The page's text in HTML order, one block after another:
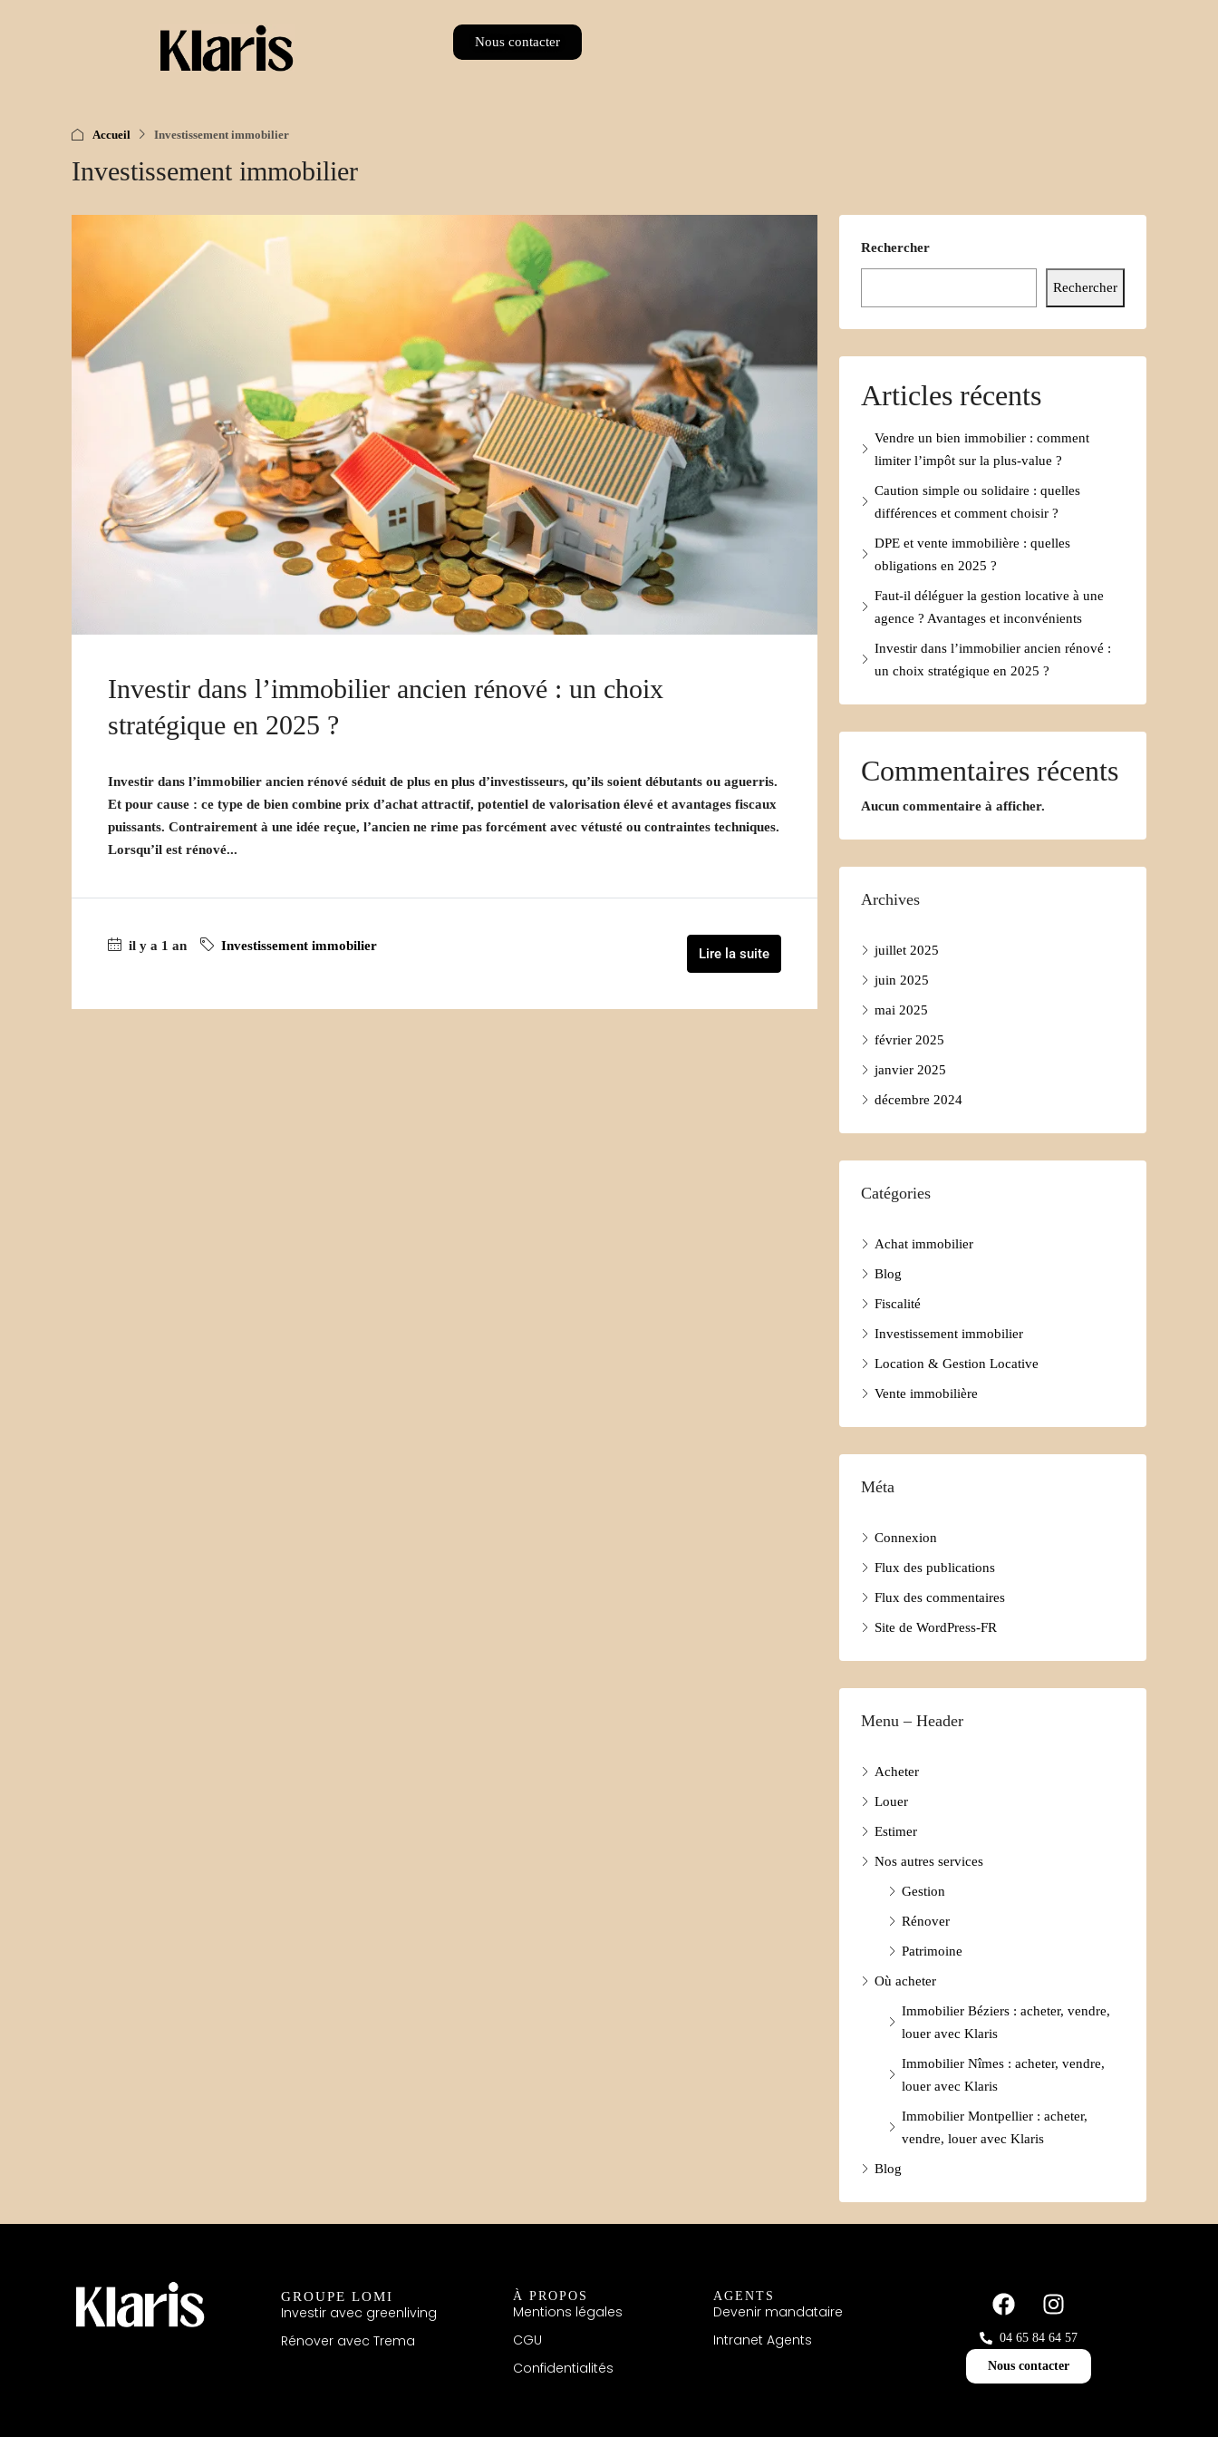
Nous contacter
Accueil Investissement immobilier
Investissement immobilier
Investir dans l’immobilier ancien rénové : un choix
stratégique en 2025 ?
Investir dans l’immobilier ancien rénové séduit de plus en plus d’investisseurs, qu’ils soient débutants ou aguerris.
Et pour cause : ce type de bien combine prix d’achat attractif, potentiel de valorisation élevé et avantages fiscaux
puissants. Contrairement à une idée reçue, l’ancien ne rime pas forcément avec vétusté ou contraintes techniques.
Lorsqu’il est rénové...
il y a 1 an Investissement immobilier Lire la suite
Rechercher
Rechercher
Articles récents
Vendre un bien immobilier : comment
limiter l’impôt sur la plus-value ?
Caution simple ou solidaire : quelles
différences et comment choisir ?
DPE et vente immobilière : quelles
obligations en 2025 ?
Faut-il déléguer la gestion locative à une
agence ? Avantages et inconvénients
Investir dans l’immobilier ancien rénové :
un choix stratégique en 2025 ?
Commentaires récents
Aucun commentaire à afficher.
Archives
juillet 2025
juin 2025
mai 2025
février 2025
janvier 2025
décembre 2024
Catégories
Achat immobilier
Blog
Fiscalité
Investissement immobilier
Location & Gestion Locative
Vente immobilière
Méta
Connexion
Flux des publications
Flux des commentaires
Site de WordPress-FR
Menu – Header
Acheter
Louer
Estimer
Nos autres services
Gestion
Rénover
Patrimoine
Où acheter
Immobilier Béziers : acheter, vendre,
louer avec Klaris
Immobilier Nîmes : acheter, vendre,
louer avec Klaris
Immobilier Montpellier : acheter,
vendre, louer avec Klaris
Blog
GROUPE LOMI
Investir avec greenliving
Rénover avec Trema
À PROPOS
Mentions légales
CGU
Confidentialités
AGENTS
Devenir mandataire
Intranet Agents
04 65 84 64 57
Nous contacter